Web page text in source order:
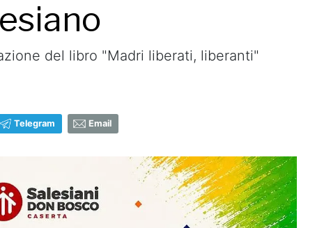
del libro "Madri liberati, liberanti"
Telegram Email